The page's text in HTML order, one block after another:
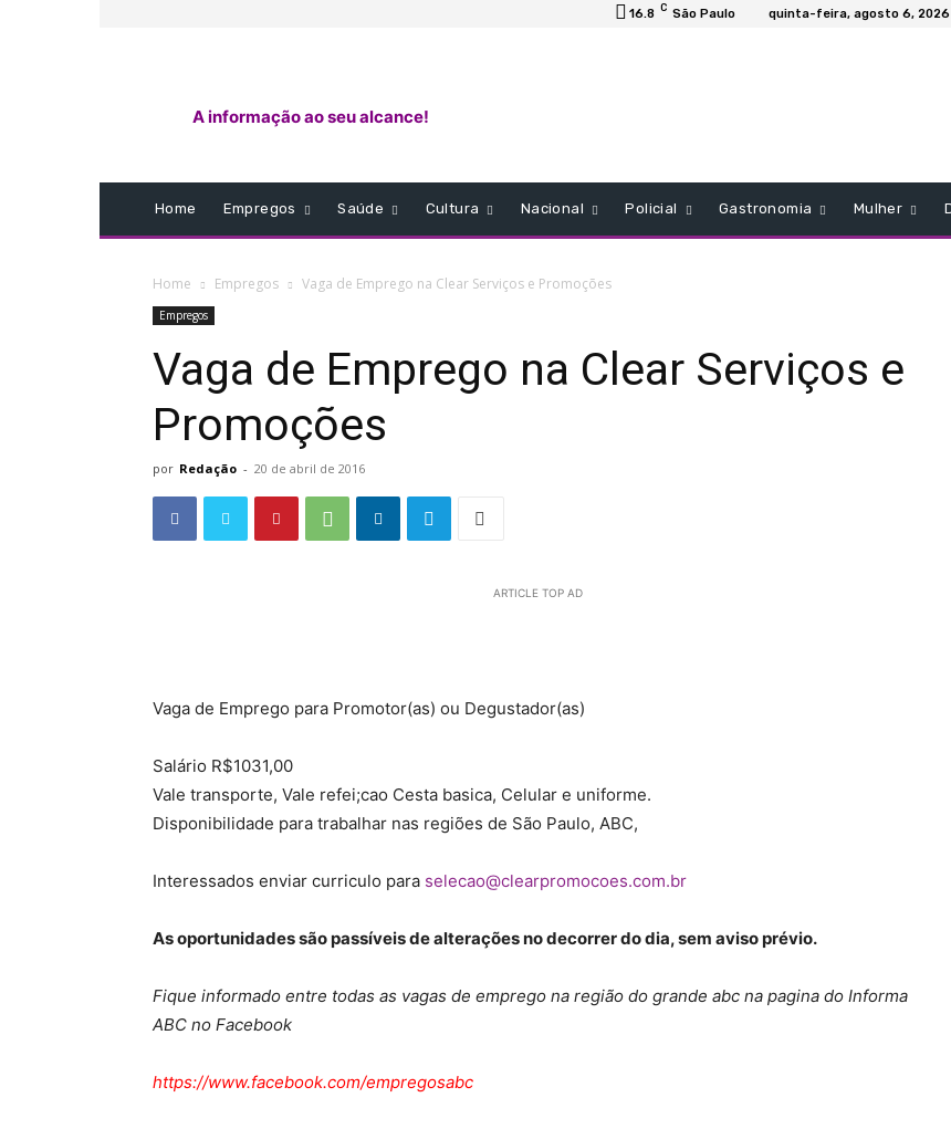
16.8 C São Paulo quinta-feira, agosto 6, 2026
A informação ao seu alcance!
Home Empregos Saúde Cultura Nacional Policial Gastronomia Mulher
Home Empregos Vaga de Emprego na Clear Serviços e Promoções
Empregos
Vaga de Emprego na Clear Serviços e
Promoções
por Redação - 20 de abril de 2016
ARTICLE TOP AD
Vaga de Emprego para Promotor(as) ou Degustador(as)
Salário R$1031,00
Vale transporte, Vale refei;cao Cesta basica, Celular e uniforme.
Disponibilidade para trabalhar nas regiões de São Paulo, ABC,
Interessados enviar curriculo para selecao@clearpromocoes.com.br
As oportunidades são passíveis de alterações no decorrer do dia, sem aviso prévio.
Fique informado entre todas as vagas de emprego na região do grande abc na pagina do Informa
ABC no Facebook
https://www.facebook.com/empregosabc